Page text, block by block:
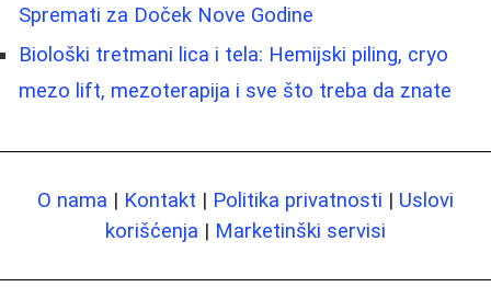
Spremati za Doček Nove Godine
Biološki tretmani lica i tela: Hemijski piling, cryo
mezo lift, mezoterapija i sve što treba da znate
O nama | Kontakt | Politika privatnosti | Uslovi
korišćenja | Marketinški servisi